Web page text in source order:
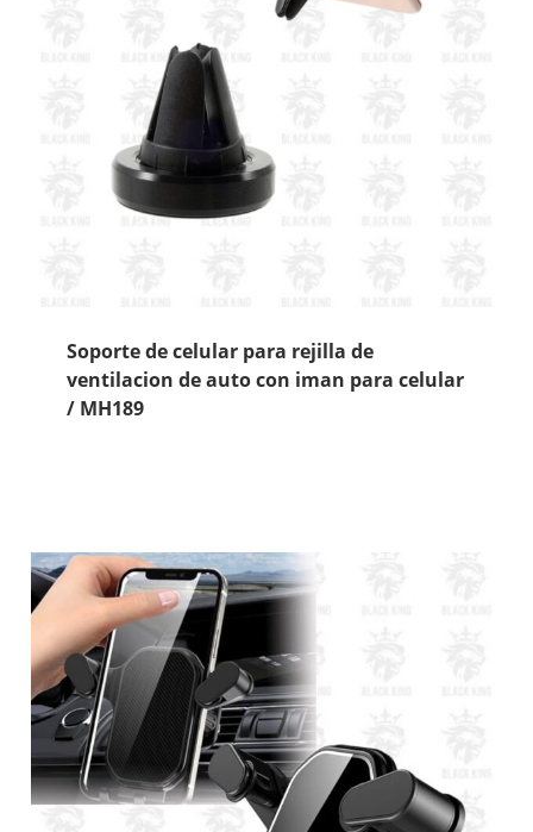
Soporte de celular para rejilla de
ventilacion de auto con iman para celular
/ MH189